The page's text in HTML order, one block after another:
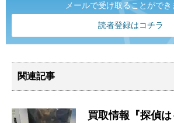
メールで受け取ることができ
読者登録はコチラ
関連記事
買取情報『探偵